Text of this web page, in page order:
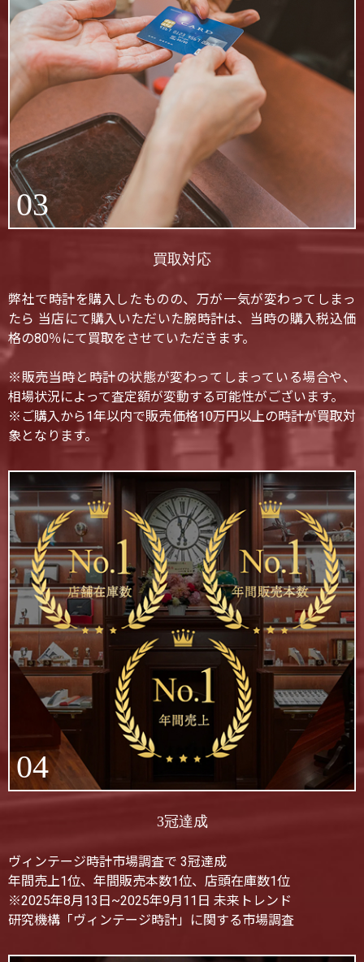
03
買取対応
弊社で時計を購入したものの、万が一気が変わってしまっ
たら 当店にて購入いただいた腕時計は、当時の購入税込価
格の80％にて買取をさせていただきます。
※販売当時と時計の状態が変わってしまっている場合や、
相場状況によって査定額が変動する可能性がございます。
※ご購入から1年以内で販売価格10万円以上の時計が買取対
象となります。
04
3冠達成
ヴィンテージ時計市場調査で 3冠達成
年間売上1位、年間販売本数1位、店頭在庫数1位
※2025年8月13日~2025年9月11日 未来トレンド
研究機構「ヴィンテージ時計」に関する市場調査